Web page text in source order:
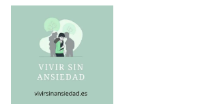
Saltar
contenido